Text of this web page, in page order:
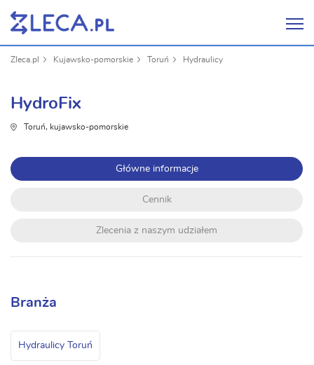
Zleca.pl Kujawsko-pomorskie Toruń Hydraulicy
HydroFix
Toruń, kujawsko-pomorskie
Główne informacje
Cennik
Zlecenia z naszym udziałem
Branża
Hydraulicy Toruń